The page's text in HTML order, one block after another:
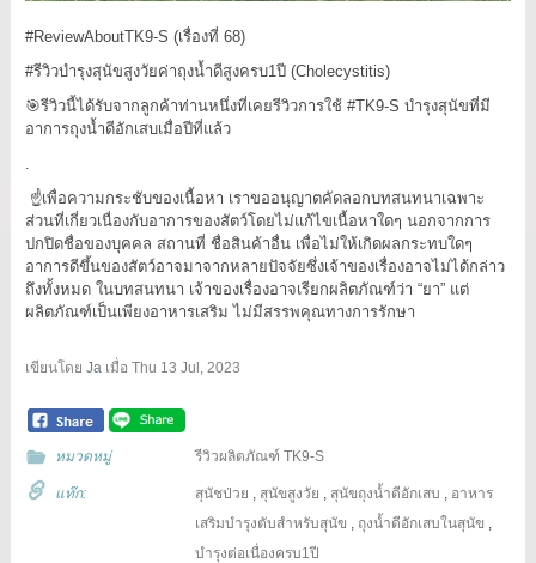
#ReviewAboutTK9-S (เรื่องที่ 68)
#รีวิวบำรุงสุนัขสูงวัยค่าถุงน้ำดีสูงครบ1ปี (Cholecystitis)
🎯รีวิวนี้ได้รับจากลูกค้าท่านหนึ่งที่เคยรีวิวการใช้ #TK9-S บำรุงสุนัขที่มี
อาการถุงน้ำดีอักเสบเมื่อปีที่แล้ว
☝️เพื่อความกระชับของเนื้อหา เราขออนุญาตคัดลอกบทสนทนาเฉพาะ
ส่วนที่เกี่ยวเนื่องกับอาการของสัตว์โดยไม่แก้ไขเนื้อหาใดๆ นอกจากการ
ปกปิดชื่อของบุคคล สถานที่ ชื่อสินค้าอื่น เพื่อไม่ให้เกิดผลกระทบใดๆ
อาการดีขึ้นของสัตว์อาจมาจากหลายปัจจัยซึ่งเจ้าของเรื่องอาจไม่ได้กล่าว
ถึงทั้งหมด ในบทสนทนา เจ้าของเรื่องอาจเรียกผลิตภัณฑ์ว่า “ยา” แต่
ผลิตภัณฑ์เป็นเพียงอาหารเสริม ไม่มีสรรพคุณทางการรักษา
เขียนโดย Jaเมื่อ Thu 13 Jul, 2023
หมวดหมู่ รีวิวผลิตภัณฑ์ TK9-S
แท๊ก: สุนัชป่วย , สุนัขสูงวัย , สุนัขถุงน้ำดีอักเสบ , อาหาร
เสริมบำรุงตับสำหรับสุนัข , ถุงน้ำดีอักเสบในสุนัข ,
บำรุงต่อเนื่องครบ1ปี